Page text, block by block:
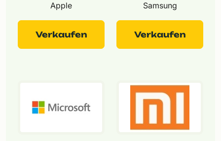
Apple
Verkaufen
Samsung
Verkaufen